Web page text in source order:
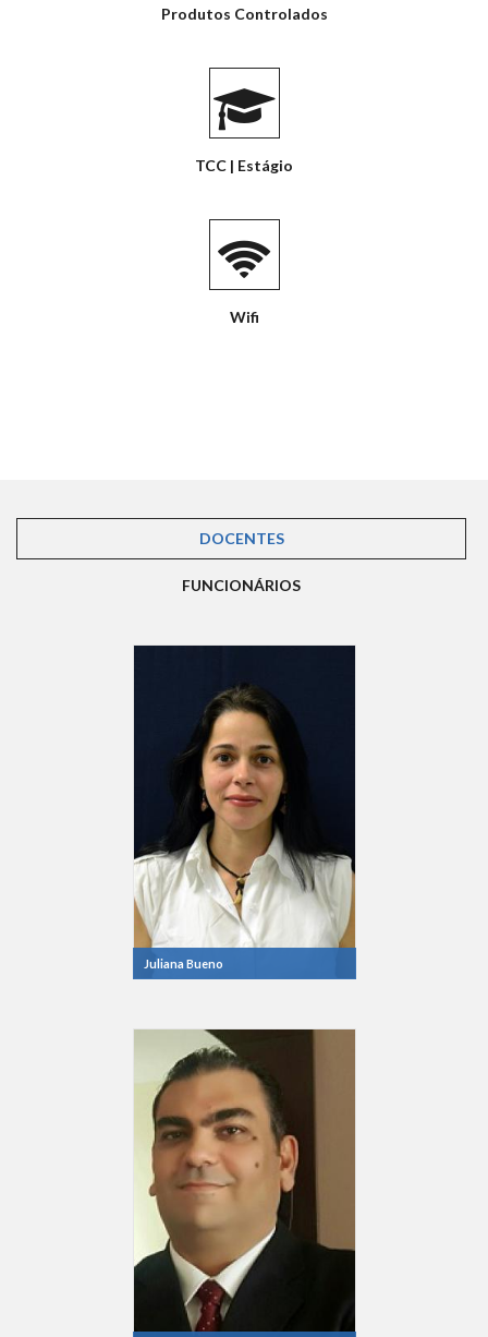
Produtos Controlados
TCC | Estágio
Wifi
DOCENTES(ABA ATIVA)
FUNCIONÁRIOS
Juliana Bueno